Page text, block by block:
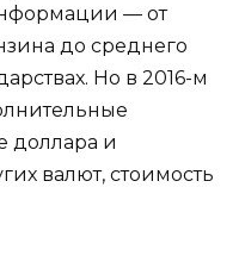
— от
до среднего
Но в 2016-м
доллара и
валют, стоимость